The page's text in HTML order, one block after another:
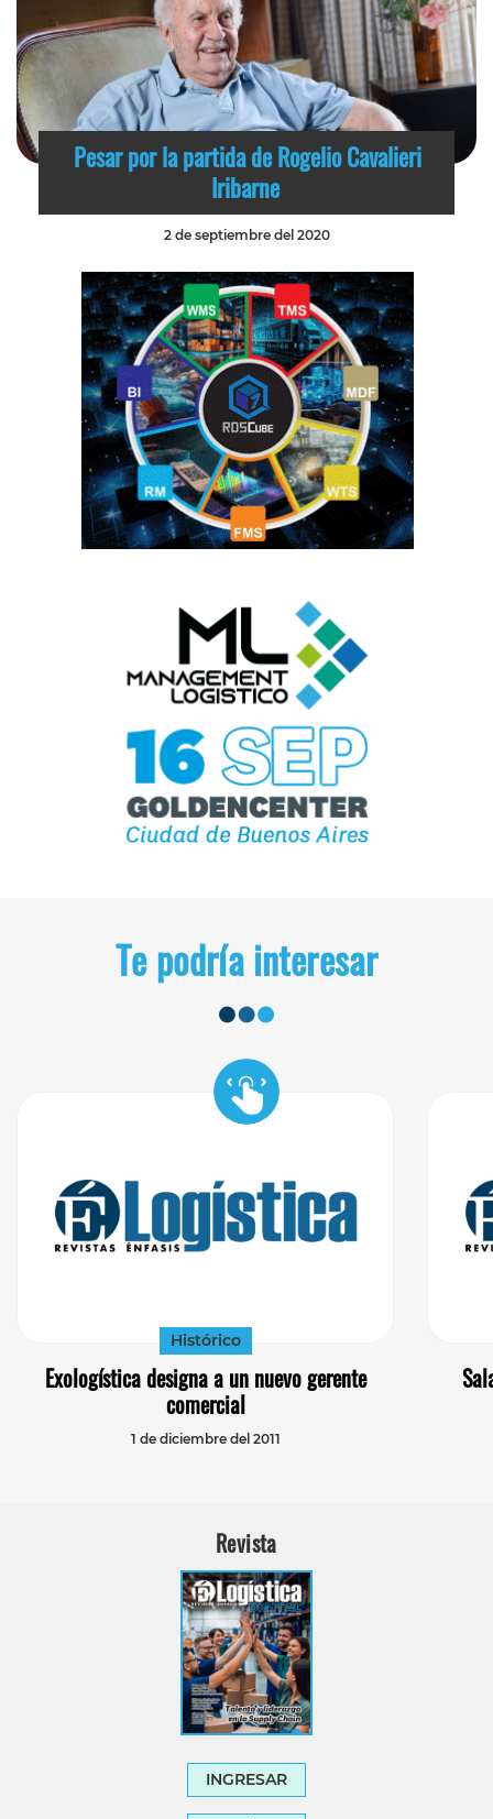
Pesar por la partida de Rogelio Cavalieri
Iribarne
2 de septiembre del 2020
Te podría interesar
Histórico
Exologística designa a un nuevo gerente
comercial
1 de diciembre del 2011
Revista
INGRESAR